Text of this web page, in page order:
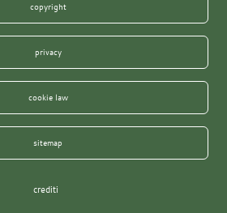
copyright
privacy
cookie law
sitemap
crediti